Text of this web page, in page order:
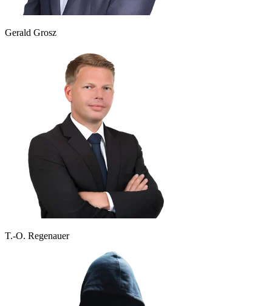
Gerald Grosz
T.-O. Regenauer